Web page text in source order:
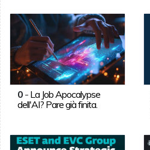
0- La Job Apocalypse
dell'AI? Pare già finita.